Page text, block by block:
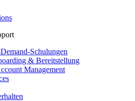
Schulungen
& Bereitstellung
Management